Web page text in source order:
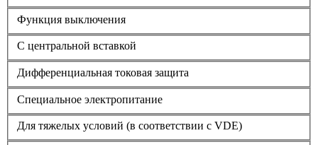
Функция выключения
С центральной вставкой
Дифференциальная токовая защита
Cпециальное электропитание
Для тяжелых условий (в соответствии с VDE)